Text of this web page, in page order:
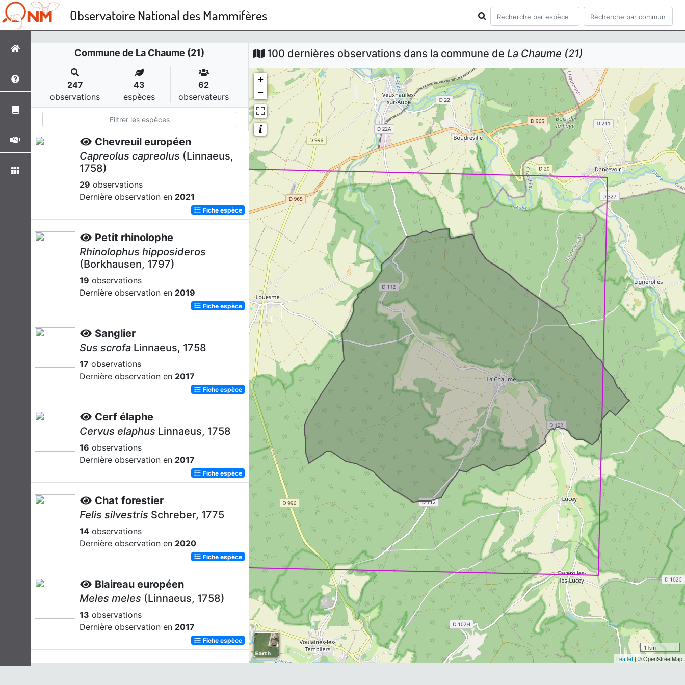
Observatoire National des Mammifères
Commune de La Chaume (21)
247
observations
43
espèces
62
observateurs
Chevreuil européen
Capreolus capreolus (Linnaeus,
1758)
29 observations
Dernière observation en 2021
Fiche espèce
Petit rhinolophe
Rhinolophus hipposideros
(Borkhausen, 1797)
19 observations
Dernière observation en 2019
Fiche espèce
Sanglier
Sus scrofa Linnaeus, 1758
17 observations
Dernière observation en 2017
Fiche espèce
Cerf élaphe
Cervus elaphus Linnaeus, 1758
16 observations
Dernière observation en 2017
Fiche espèce
Chat forestier
Felis silvestris Schreber, 1775
14 observations
Dernière observation en 2020
Fiche espèce
Blaireau européen
Meles meles (Linnaeus, 1758)
13 observations
Dernière observation en 2017
Fiche espèce
100 dernières observations dans la commune de La Chaume (21)
+
−
1 km
Leaflet | © OpenStreetMap